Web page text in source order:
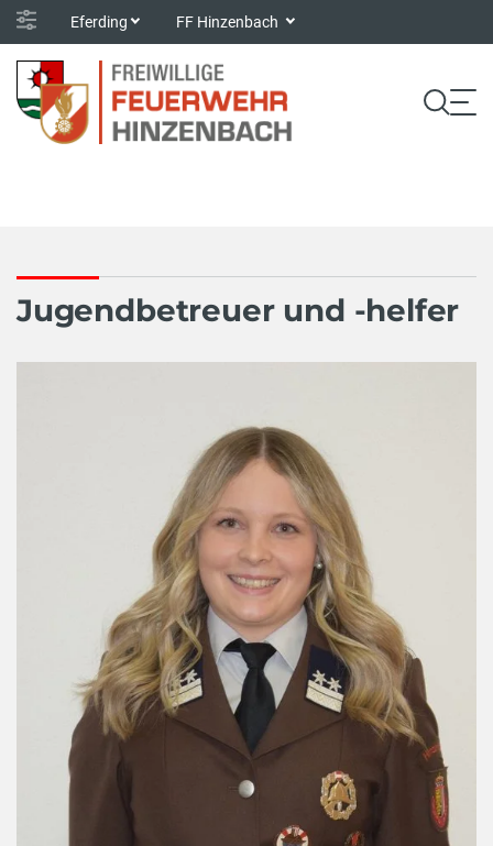
Eferding FF Hinzenbach
Jugendbetreuer und -helfer